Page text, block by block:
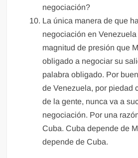
negociación?
La única manera de que
negociación en
magnitud de presión que
obligado a negociar su
palabra obligado. Por
de Venezuela, por piedad
de la gente, nunca va a
negociación. Por una
Cuba. Cuba depende de
depende de Cuba.